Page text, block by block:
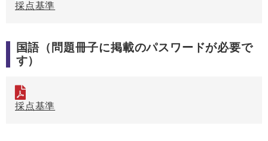
採点基準
国語（問題冊子に掲載のパスワードが必要で
す）
採点基準